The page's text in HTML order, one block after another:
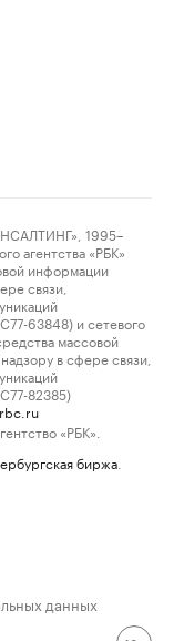
1995–
агентства «РБК»
информации
связи,
63848) и сетевого
массовой
в сфере связи,
82385)
«РБК».
биржа
данных